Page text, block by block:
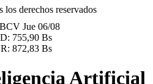
derechos reservados
Jue 06/08
755,90 Bs
872,83 Bs
Artificial